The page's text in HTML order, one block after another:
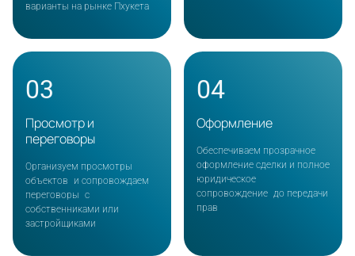
варианты на рынке Пхукета
03
Просмотр и
переговоры
Организуем просмотры
объектов и сопровождаем
переговоры с
собственниками или
застройщиками
04
Оформление
Обеспечиваем прозрачное
оформление сделки и полное
юридическое
сопровождение до передачи
прав